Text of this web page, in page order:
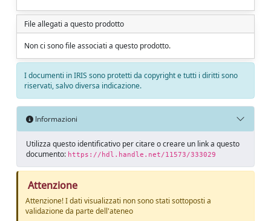
File allegati a questo prodotto
Non ci sono file associati a questo prodotto.
I documenti in IRIS sono protetti da copyright e tutti i diritti sono
riservati, salvo diversa indicazione.
Informazioni
Utilizza questo identificativo per citare o creare un link a questo
documento: https://hdl.handle.net/11573/333029
Attenzione
Attenzione! I dati visualizzati non sono stati sottoposti a
validazione da parte dell'ateneo